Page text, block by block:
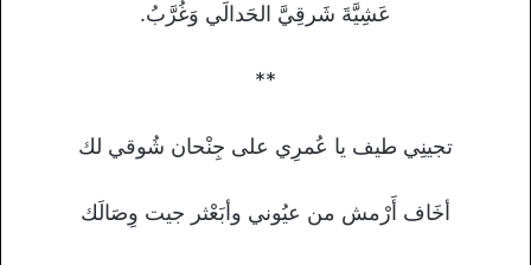
عَشِيَّةَ شَرقِيَّ الحَدالَي وَغُرَّبُ.
**
تجينِي طيف يا عُمرِي على جِنْحان شُوقي لك
أخَاف أَرْمش من عيُوني وأبَعْثر جيت وِصَالَك